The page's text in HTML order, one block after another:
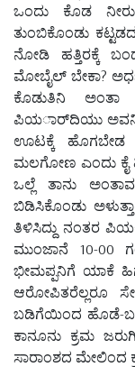
ಒಂದು ಕೊಡ
ತುಂಬಿಕೊಂಡು
ನೋಡಿ ಹತ್ತಿರಕ್ಕೆ
ಮೋಬೈಲ್ ಬೇಕಾ? ಅರ್ಧ
ಕೊಡುತಿನಿ ಅಂತಾ
ಪಿಯರ್ಾದಿಯು ಅವನಿಗೆ
ಊಟಕ್ಕೆ ಹೊಗಬೇಡ
ಮಲಗೋಣ ಎಂದು ಕೈ
ಒಲ್ಲೆ ತಾನು
ಬಿಡಿಸಿಕೊಂಡು
ತಿಳಿಸಿದ್ದು ನಂತರ
ಮುಂಜಾನೆ 10-
ಭೀಮಪ್ಪನಿಗೆ ಯಾಕೆ
ಆರೋಪಿತರೆಲ್ಲರೂ
ಬಡಿಗೆಯಿಂದ ಹೊಡೆ-ಬಡೆ
ಕಾನೂನು ಕ್ರಮ
ಸಾರಾಂಶದ ಮೇಲಿಂದ